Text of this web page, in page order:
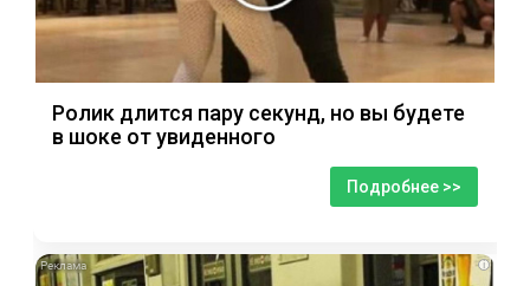
Ролик длится пару секунд, но вы будете
в шоке от увиденного
Подробнее >>
i